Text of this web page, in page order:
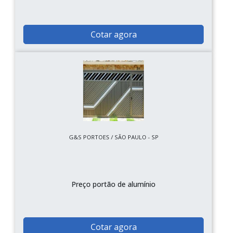
Cotar agora
G&S PORTOES / SÃO PAULO - SP
Preço portão de alumínio
Cotar agora